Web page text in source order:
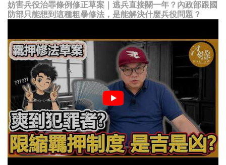
妨害兵役治罪條例修正草案｜逃兵直接關一年？內政部跟國
防部只能想到這種粗暴修法，是能解決什麼兵役問題？